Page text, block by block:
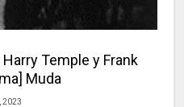
Temple y Frank
Muda
2023